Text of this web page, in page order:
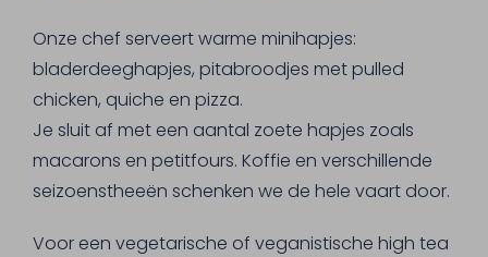
Onze chef serveert warme minihapjes:
bladerdeeghapjes, pitabroodjes met pulled
chicken, quiche en pizza.
Je sluit af met een aantal zoete hapjes zoals
macarons en petitfours. Koffie en verschillende
seizoenstheeën schenken we de hele vaart door.
Voor een vegetarische of veganistische high tea